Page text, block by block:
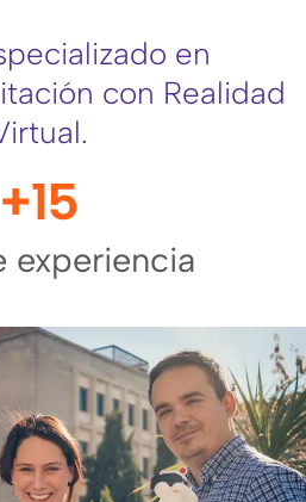
en
con Realidad
experiencia
+15